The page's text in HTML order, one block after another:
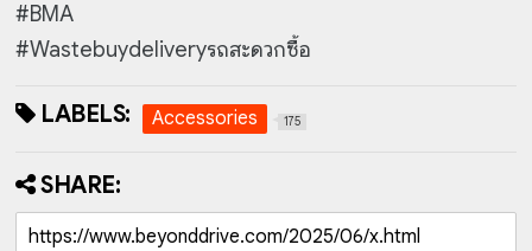
#BMA
#Wastebuydeliveryรถสะดวกซื้อ
LABELS: Accessories 175
SHARE: